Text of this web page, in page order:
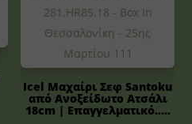
Icel Μαχαίρι Σεφ Santoku
από Ανοξείδωτο Ατσάλι
18cm | Επαγγελματικό.....